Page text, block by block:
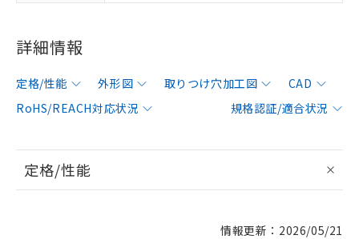
詳細情報
定格/性能 外形図 取りつけ穴加工図
CAD
RoHS/REACH対応状況
規格認証/適合状況
定格/性能
情報更新：2026/05/21